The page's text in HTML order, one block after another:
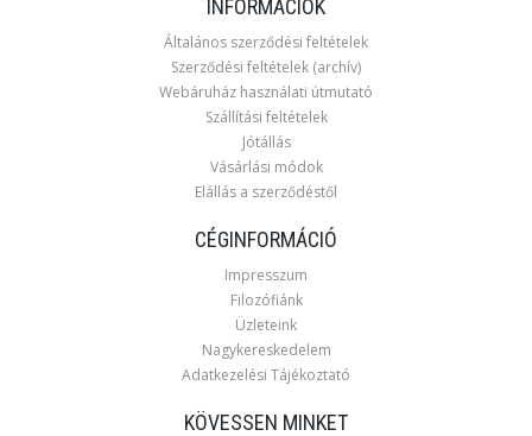
INFORMÁCIÓK
Általános szerződési feltételek
Szerződési feltételek (archív)
Webáruház használati útmutató
Szállítási feltételek
Jótállás
Vásárlási módok
Elállás a szerződéstől
CÉGINFORMÁCIÓ
Impresszum
Filozófiánk
Üzleteink
Nagykereskedelem
Adatkezelési Tájékoztató
KÖVESSEN MINKET